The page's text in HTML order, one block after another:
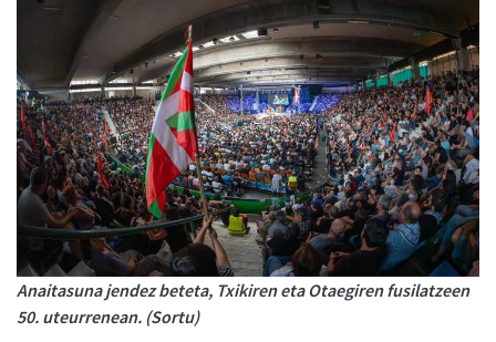
Anaitasuna jendez beteta, Txikiren eta Otaegiren fusilatzeen
50. uteurrenean. (Sortu)